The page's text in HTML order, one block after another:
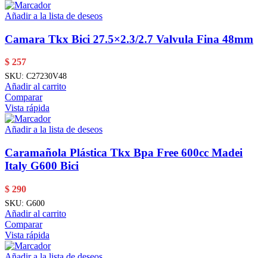
Añadir a la lista de deseos
Camara Tkx Bici 27.5×2.3/2.7 Valvula Fina 48mm
$ 257
SKU: C27230V48
Añadir al carrito
Comparar
Vista rápida
Añadir a la lista de deseos
Caramañola Plástica Tkx Bpa Free 600cc Madei
Italy G600 Bici
$ 290
SKU: G600
Añadir al carrito
Comparar
Vista rápida